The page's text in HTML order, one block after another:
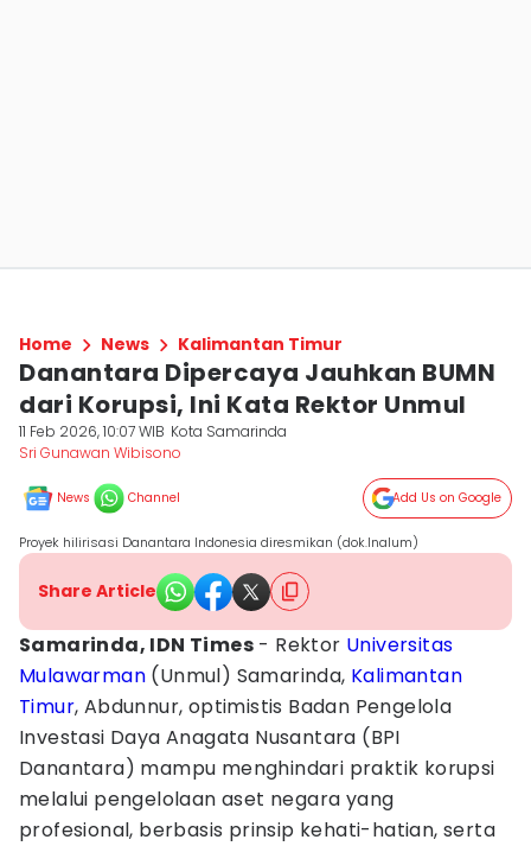
Home News Kalimantan Timur
Danantara Dipercaya Jauhkan BUMN
dari Korupsi, Ini Kata Rektor Unmul
11 Feb 2026, 10:07 WIB Kota Samarinda
Sri Gunawan Wibisono
News Channel Add Us on Google
Proyek hilirisasi Danantara Indonesia diresmikan (dok.Inalum)
Share Article
Samarinda, IDN Times - Rektor Universitas
Mulawarman (Unmul) Samarinda, Kalimantan
Timur, Abdunnur, optimistis Badan Pengelola
Investasi Daya Anagata Nusantara (BPI
Danantara) mampu menghindari praktik korupsi
melalui pengelolaan aset negara yang
profesional, berbasis prinsip kehati-hatian, serta